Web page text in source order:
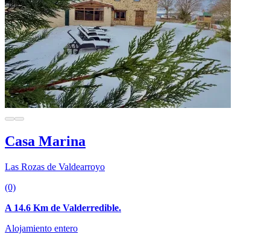
Casa Marina
Las Rozas de Valdearroyo
(0)
A 14.6 Km de Valderredible.
Alojamiento entero